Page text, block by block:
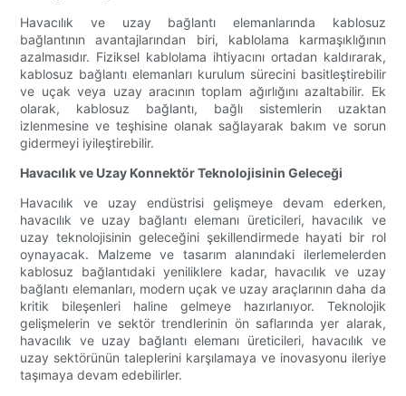
Havacılık ve uzay bağlantı elemanlarında kablosuz
bağlantının avantajlarından biri, kablolama karmaşıklığının
azalmasıdır. Fiziksel kablolama ihtiyacını ortadan kaldırarak,
kablosuz bağlantı elemanları kurulum sürecini basitleştirebilir
ve uçak veya uzay aracının toplam ağırlığını azaltabilir. Ek
olarak, kablosuz bağlantı, bağlı sistemlerin uzaktan
izlenmesine ve teşhisine olanak sağlayarak bakım ve sorun
gidermeyi iyileştirebilir.
Havacılık ve Uzay Konnektör Teknolojisinin Geleceği
Havacılık ve uzay endüstrisi gelişmeye devam ederken,
havacılık ve uzay bağlantı elemanı üreticileri, havacılık ve
uzay teknolojisinin geleceğini şekillendirmede hayati bir rol
oynayacak. Malzeme ve tasarım alanındaki ilerlemelerden
kablosuz bağlantıdaki yeniliklere kadar, havacılık ve uzay
bağlantı elemanları, modern uçak ve uzay araçlarının daha da
kritik bileşenleri haline gelmeye hazırlanıyor. Teknolojik
gelişmelerin ve sektör trendlerinin ön saflarında yer alarak,
havacılık ve uzay bağlantı elemanı üreticileri, havacılık ve
uzay sektörünün taleplerini karşılamaya ve inovasyonu ileriye
taşımaya devam edebilirler.